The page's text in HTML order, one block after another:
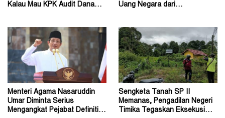
Kalau Mau KPK Audit Dana
Uang Negara dari
Menteri Agama Nasaruddin
Umar Diminta Serius
Mengangkat Pejabat Definitif
Sengketa Tanah SP II
Memanas, Pengadilan Negeri
Timika Tegaskan Eksekusi